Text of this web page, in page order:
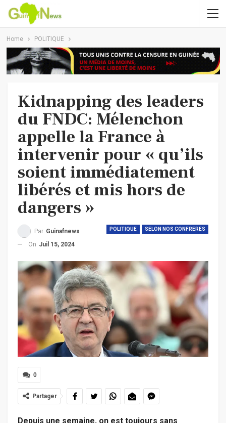
Home POLITIQUE
Kidnapping des leaders
du FNDC: Mélenchon
appelle la France à
intervenir pour « qu’ils
soient immédiatement
libérés et mis hors de
dangers »
POLITIQUE SELON NOS CONFRERES
Par Guinafnews
On Juil 15, 2024
0
Partager
Depuis une semaine, on est toujours sans